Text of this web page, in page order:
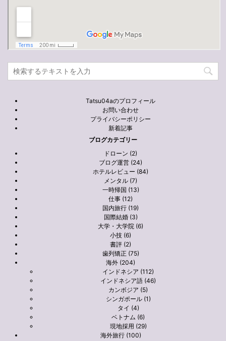
Tatsu04aのプロフィール
お問い合わせ
プライバシーポリシー
新着記事
ブログカテゴリー
ドローン (2)
ブログ運営 (24)
ホテルレビュー (84)
メンタル (7)
一時帰国 (13)
仕事 (12)
国内旅行 (19)
国際結婚 (3)
大学・大学院 (6)
小技 (6)
書評 (2)
歯列矯正 (75)
海外 (204)
インドネシア (112)
インドネシア語 (46)
カンボジア (5)
シンガポール (1)
タイ (4)
ベトナム (6)
現地採用 (29)
海外旅行 (100)